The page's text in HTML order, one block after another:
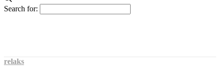
Search for:
relaks